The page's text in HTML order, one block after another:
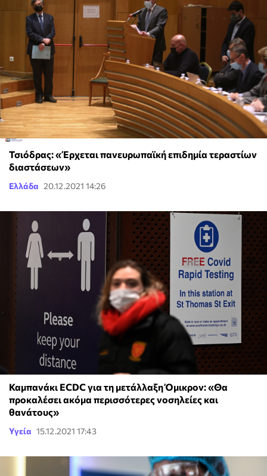
Τσιόδρας: «Έρχεται πανευρωπαϊκή επιδημία τεραστίων
διαστάσεων»
Ελλάδα 20.12.2021 14:26
Καμπανάκι ECDC για τη μετάλλαξη Όμικρον: «Θα
προκαλέσει ακόμα περισσότερες νοσηλείες και
θανάτους»
Υγεία 15.12.2021 17:43